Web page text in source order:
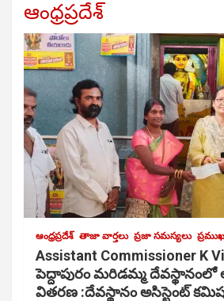
ఆంధ్రప్రదేశ్
ఆంధ్రప్రదేశ్ తాజా వార్తలు ప్రజా సమస్యలు
Assistant Commissioner K
పెద్దాపురం మరిడమ్మ దేవస్థానంలో
వితరణ :దేవస్థానం అసిస్టెంట్